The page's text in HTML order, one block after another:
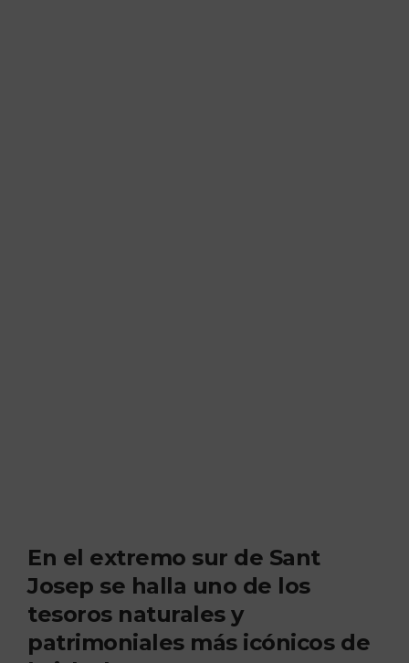
En el extremo sur de Sant
Josep se halla uno de los
tesoros naturales y
patrimoniales más icónicos de